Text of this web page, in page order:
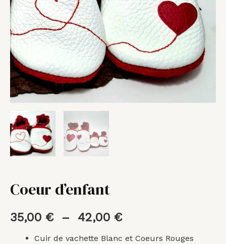
Coeur d’enfant
35,00 € – 42,00 €
42,00 €
Cuir de vachette Blanc et Coeurs Rouges